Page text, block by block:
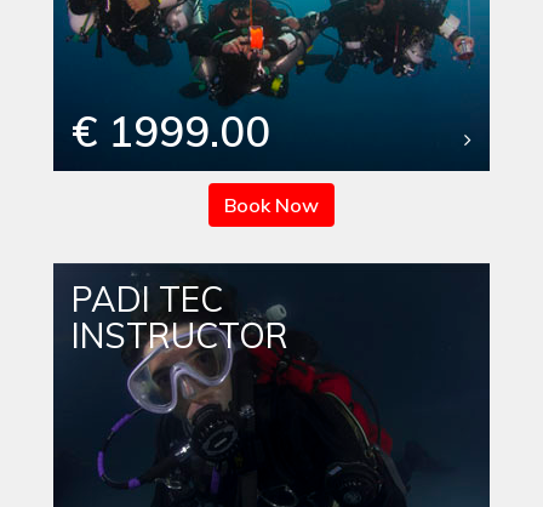
€ 1999.00
Book Now
PADI TEC
INSTRUCTOR